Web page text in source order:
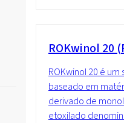
ROKwinol 20
ROKwinol 20 é
baseado em
derivado de
etoxilado